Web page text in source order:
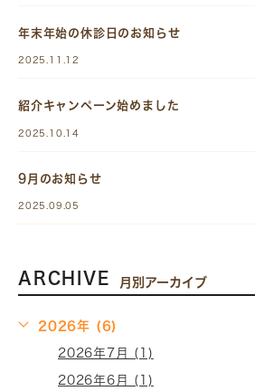
年末年始の休診日のお知らせ
2025.11.12
紹介キャンペーン始めました
2025.10.14
9月のお知らせ
2025.09.05
ARCHIVE 月別アーカイブ
2026年 (6)
2026年7月 (1)
2026年6月 (1)